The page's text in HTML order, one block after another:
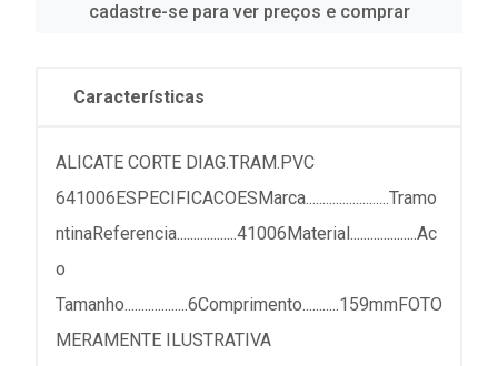
cadastre-se para ver preços e comprar
Características
ALICATE CORTE DIAG.TRAM.PVC
641006ESPECIFICACOESMarca.........................Tramo
ntinaReferencia..................41006Material....................Ac
o
Tamanho...................6Comprimento...........159mmFOTO
MERAMENTE ILUSTRATIVA